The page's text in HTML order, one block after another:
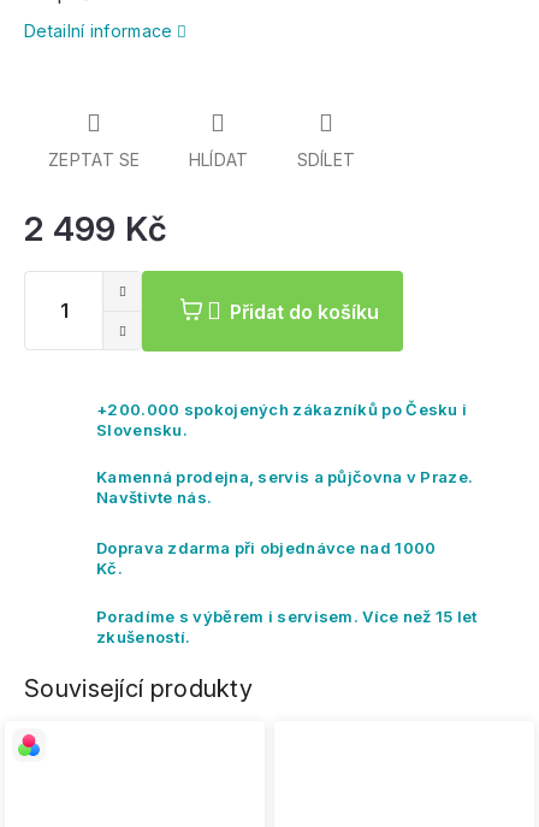
2 499 Kč
Přidat do košíku
Detailní informace
ZEPTAT SE HLÍDAT SDÍLET
+200.000 spokojených zákazníků po Česku i
Slovensku.
Kamenná prodejna, servis a půjčovna v Praze.
Navštivte nás.
Doprava zdarma při objednávce nad 1000
Kč.
Poradíme s výběrem i servisem. Více než 15 let
zkušeností.
Související produkty